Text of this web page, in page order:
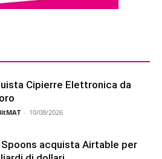
Cipierre Elettronica da
- 10/08/2026
acquista Airtable per